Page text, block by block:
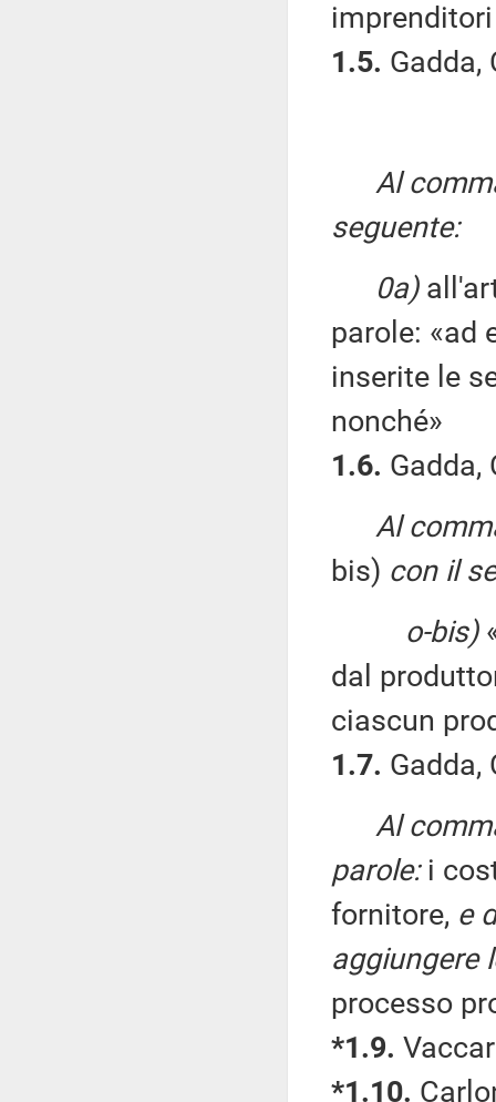
1.5. Gadda,
Al
seguente:
0a)
parole: «ad
inserite le
nonché»
1.6. Gadda,
Al
bis) con il
o-bis)
dal
ciascun
1.7. Gadda,
Al
parole:i
fornitore, e
aggiungere
processo
*1.9.
*1.10.